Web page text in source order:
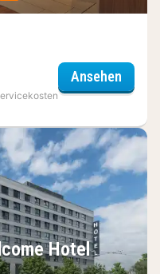
Ansehen
Hotel